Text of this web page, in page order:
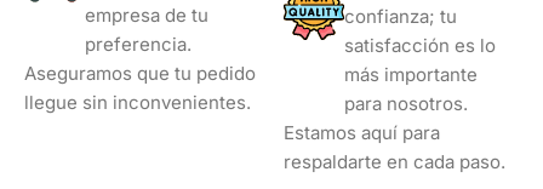
empresa de tu
preferencia.
Aseguramos que tu pedido
llegue sin inconvenientes.
confianza; tu
satisfacción es lo
más importante
para nosotros.
Estamos aquí para
respaldarte en cada paso.